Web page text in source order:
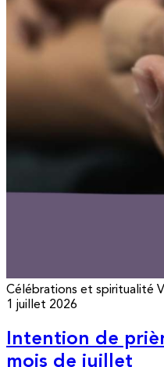
Célébrations et spiritualité
1 juillet 2026
Intention de
mois de juillet